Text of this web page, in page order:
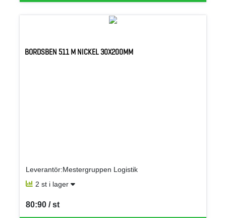
BORDSBEN 511 M NICKEL 30X200MM
Leverantör:Mestergruppen Logistik
2 st i lager
80:90 / st
SEK per ST